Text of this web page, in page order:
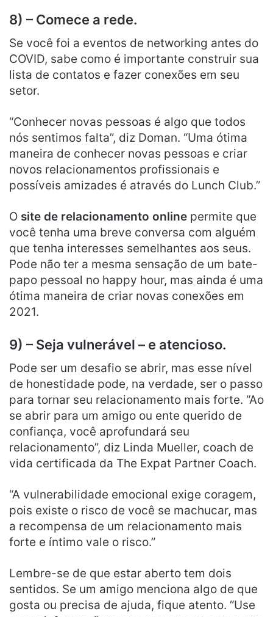
8) – Comece a rede.
Se você foi a eventos de networking antes do
COVID, sabe como é importante construir sua
lista de contatos e fazer conexões em seu
setor.
“Conhecer novas pessoas é algo que todos
nós sentimos falta”, diz Doman. “Uma ótima
maneira de conhecer novas pessoas e criar
novos relacionamentos profissionais e
possíveis amizades é através do Lunch Club.”
O site de relacionamento online permite que
você tenha uma breve conversa com alguém
que tenha interesses semelhantes aos seus.
Pode não ter a mesma sensação de um bate-
papo pessoal no happy hour, mas ainda é uma
ótima maneira de criar novas conexões em
2021.
9) – Seja vulnerável – e atencioso.
Pode ser um desafio se abrir, mas esse nível
de honestidade pode, na verdade, ser o passo
para tornar seu relacionamento mais forte. “Ao
se abrir para um amigo ou ente querido de
confiança, você aprofundará seu
relacionamento”, diz Linda Mueller, coach de
vida certificada da The Expat Partner Coach.
“A vulnerabilidade emocional exige coragem,
pois existe o risco de você se machucar, mas
a recompensa de um relacionamento mais
forte e íntimo vale o risco.”
Lembre-se de que estar aberto tem dois
sentidos. Se um amigo menciona algo de que
gosta ou precisa de ajuda, fique atento. “Use